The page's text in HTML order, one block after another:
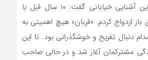
او درباره ماجرای این آشنایی خیابانی گفت: ۱۰ سال قبل با
باز ازدواج کردم. «قربان» هیچ اهمیتی به
دنبال تفریح و خوشگذرانی بود. تا این
مشترکمان آغاز شد و در حالی صاحب